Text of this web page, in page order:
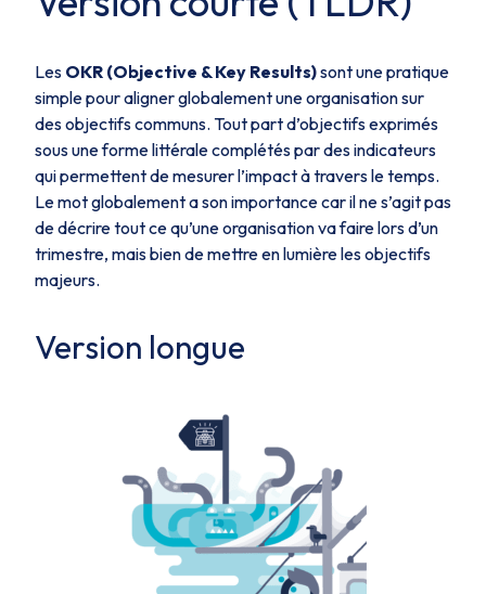
Les OKR (Objective & Key Results)sont une pratique
simple pour aligner globalement une organisation sur
des objectifs communs. Tout part d’objectifs exprimés
sous une forme littérale complétés par des indicateurs
qui permettent de mesurer l’impact à travers le temps.
Le mot globalement a son importance car il ne s’agit pas
de décrire tout ce qu’une organisation va faire lors d’un
trimestre, mais bien de mettre en lumière les objectifs
majeurs.
Version longue